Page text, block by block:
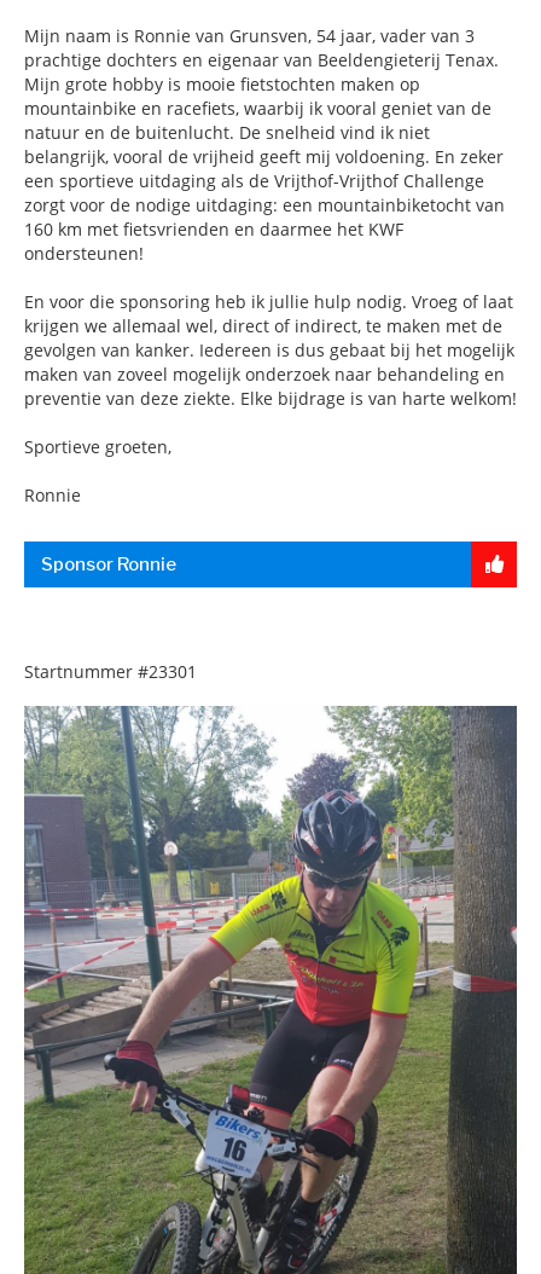
Mijn naam is Ronnie van Grunsven, 54 jaar, vader van 3
prachtige dochters en eigenaar van Beeldengieterij Tenax.
Mijn grote hobby is mooie fietstochten maken op
mountainbike en racefiets, waarbij ik vooral geniet van de
natuur en de buitenlucht. De snelheid vind ik niet
belangrijk, vooral de vrijheid geeft mij voldoening. En zeker
een sportieve uitdaging als de Vrijthof-Vrijthof Challenge
zorgt voor de nodige uitdaging: een mountainbiketocht van
160 km met fietsvrienden en daarmee het KWF
ondersteunen!
En voor die sponsoring heb ik jullie hulp nodig. Vroeg of laat
krijgen we allemaal wel, direct of indirect, te maken met de
gevolgen van kanker. Iedereen is dus gebaat bij het mogelijk
maken van zoveel mogelijk onderzoek naar behandeling en
preventie van deze ziekte. Elke bijdrage is van harte welkom!
Sportieve groeten,
Ronnie
Sponsor Ronnie
Startnummer #23301